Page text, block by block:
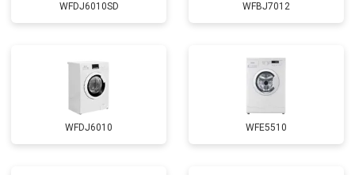
WFDJ6010SD WFBJ7012
WFDJ6010 WFE5510